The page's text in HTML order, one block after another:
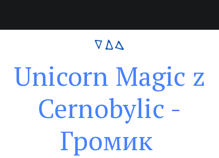
Unicorn Magic z
Cernobylic -
Громик